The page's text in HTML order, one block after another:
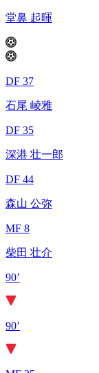
堂鼻 起暉
DF 37
石尾 崚雅
DF 35
深港 壮一郎
DF 44
森山 公弥
MF 8
柴田 壮介
90’
90’